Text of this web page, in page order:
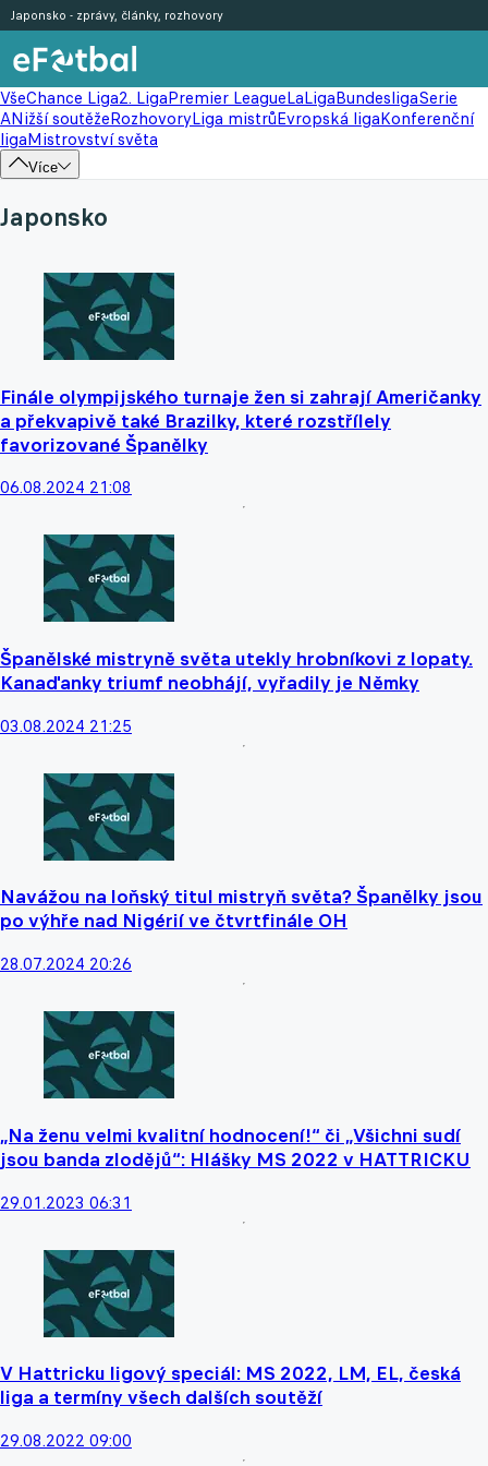
VšeChance Liga2. LigaPremier LeagueLaLigaBundesligaSerie
ANižší soutěžeRozhovoryLiga mistrůEvropská ligaKonferenční
ligaMistrovství světa
Více
Japonsko - zprávy, články, rozhovory
Japonsko
Finále olympijského turnaje žen si zahrají Američanky
a překvapivě také Brazilky, které rozstřílely
favorizované Španělky
06.08.2024 21:08
Španělské mistryně světa utekly hrobníkovi z lopaty.
Kanaďanky triumf neobhájí, vyřadily je Němky
03.08.2024 21:25
Navážou na loňský titul mistryň světa? Španělky jsou
po výhře nad Nigérií ve čtvrtfinále OH
28.07.2024 20:26
„Na ženu velmi kvalitní hodnocení!“ či „Všichni sudí
jsou banda zlodějů“: Hlášky MS 2022 v HATTRICKU
29.01.2023 06:31
V Hattricku ligový speciál: MS 2022, LM, EL, česká
liga a termíny všech dalších soutěží
29.08.2022 09:00